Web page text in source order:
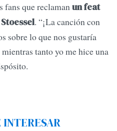
fans que reclamanun feat
. “¡La canción con
sobre lo que nos gustaría
tanto yo me hice una